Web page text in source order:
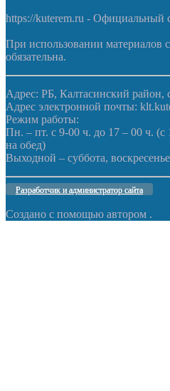
https://kuterem.ru - Официальный
При использовании материалов
обязательна.
Адрес: РБ, Калтасинский район,
Адрес электронной почты:
Режим работы:
Пн. – пт. с 9-00 ч. до 17 – 00 ч.
на обед)
Выходной – суббота, воскресенье
Разработчик и администратор сайта
Создано с помощью автором .